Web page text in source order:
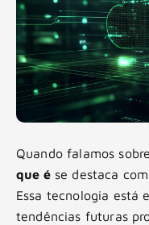
Quando falamos
que ése destaca
Essa tecnologia está
tendências futuras